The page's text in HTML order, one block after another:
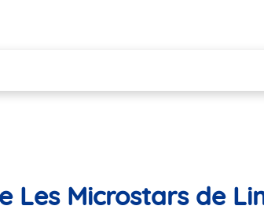
Les Microstars de